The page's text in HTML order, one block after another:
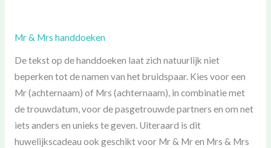
Mr & Mrs handdoeken
De tekst op de handdoeken laat zich natuurlijk niet
beperken tot de namen van het bruidspaar. Kies voor een
Mr (achternaam) of Mrs (achternaam), in combinatie met
de trouwdatum, voor de pasgetrouwde partners en om net
iets anders en unieks te geven. Uiteraard is dit
huwelijkscadeau ook geschikt voor Mr & Mr en Mrs & Mrs